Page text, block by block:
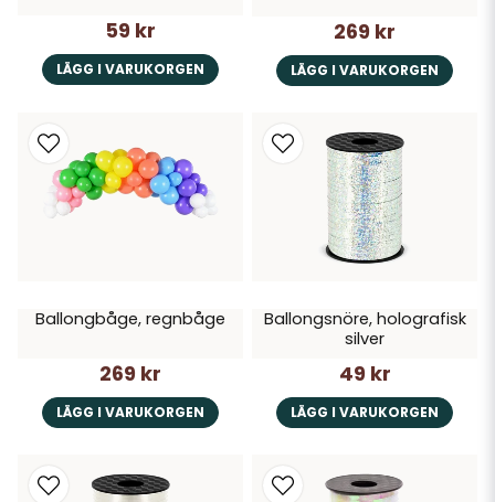
59 kr
LÄGG I VARUKORGEN
269 kr
LÄGG I VARUKORGEN
Ballongbåge, regnbåge
269 kr
LÄGG I VARUKORGEN
Ballongsnöre, holografisk
silver
49 kr
LÄGG I VARUKORGEN